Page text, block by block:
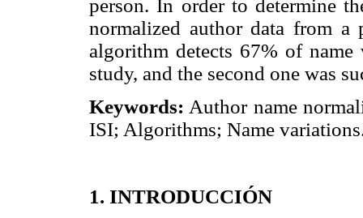
person. In order to determine
normalized author data from a
algorithm detects 67% of
study, and the second one was
Keywords: Author name
ISI; Algorithms; Name
1. INTRODUCCIÓN